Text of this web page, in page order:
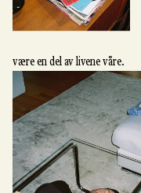
være en del av livene våre.